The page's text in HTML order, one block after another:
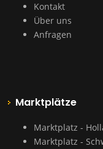
Kontakt
Über uns
Anfragen
Marktplätze
Marktplatz -
Marktplatz -